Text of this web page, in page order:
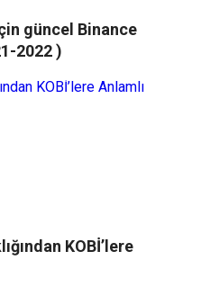
güncel Binance
2022 )
KOBİ’lere